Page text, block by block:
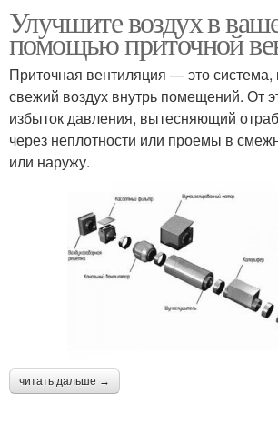
Улучшите воздух в
помощью приточной
Приточная вентиляция — это система,
свежий воздух внутрь помещений. От
избыток давления, вытесняющий
через неплотности или проемы в
или наружу.
читать дальше →